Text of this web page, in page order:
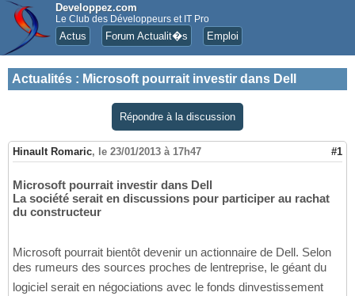
Developpez.com
Le Club des Développeurs et IT Pro
Actus Forum Actualit�s Emploi
Actualités : Microsoft pourrait investir dans Dell
Répondre à la discussion
Hinault Romaric, le 23/01/2013 à 17h47 #1
Microsoft pourrait investir dans Dell
La société serait en discussions pour participer au rachat
du constructeur
Microsoft pourrait bientôt devenir un actionnaire de Dell. Selon
des rumeurs des sources proches de lentreprise, le géant du
logiciel serait en négociations avec le fonds dinvestissement